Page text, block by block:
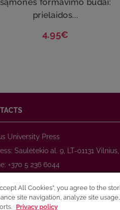
prielaidos...
4.95€
University Press
Saulėtekio al. 9, LT-01131
+370 5 236 6044
prekyba@leidykla.vu.lt
All Cookies”, you agree to the
site navigation, analyze site
Privacy policy